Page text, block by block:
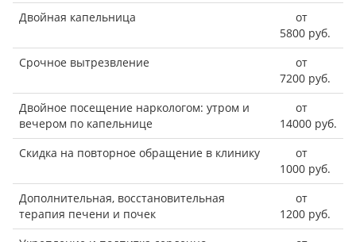
Двойная капельница
от
5800 руб.
Срочное вытрезвление
от
7200 руб.
Двойное посещение наркологом: утром и
вечером по капельнице
от
14000 руб.
Скидка на повторное обращение в клинику
от
1000 руб.
Дополнительная, восстановительная
терапия печени и почек
от
1200 руб.